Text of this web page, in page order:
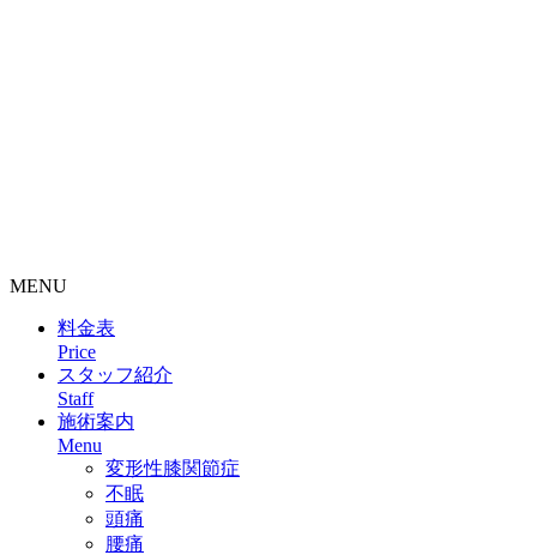
MENU
料金表
Price
スタッフ紹介
Staff
施術案内
Menu
変形性膝関節症
不眠
頭痛
腰痛